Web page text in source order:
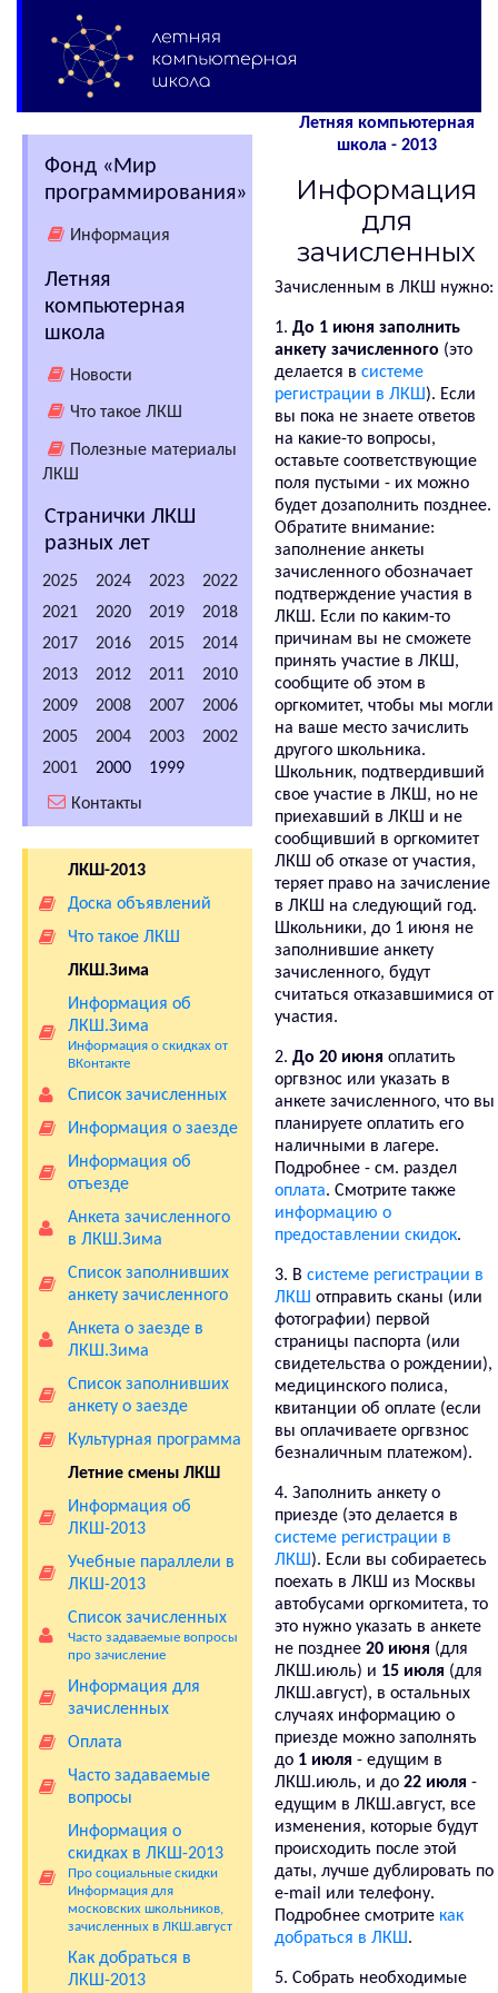
Фонд «Мир
программирования»
Информация
Летняя
компьютерная
школа
Новости
Что такое ЛКШ
Полезные материалы
ЛКШ
Странички ЛКШ
разных лет
2025 2024 2023
2022
2021
2020 2019
2018
2017
2016 2015
2014
2013
2012 2011
2010
2009
2008 2007
2006
2005
2004 2003
2002
2001
2000
1999
Контакты
ЛКШ-2013
Доска объявлений
Что такое ЛКШ
ЛКШ.Зима
Информация об
ЛКШ.Зима
Информация о скидках от
ВКонтакте
Cписок зачисленных
Информация о заезде
Информация об
отъезде
Анкета зачисленного
в ЛКШ.Зима
Список заполнивших
анкету зачисленного
Анкета о заезде в
ЛКШ.Зима
Список заполнивших
анкету о заезде
Культурная программа
Летние смены ЛКШ
Информация об
ЛКШ-2013
Учебные параллели в
ЛКШ-2013
Список зачисленных
Часто задаваемые вопросы
про зачисление
Информация для
зачисленных
Оплата
Часто задаваемые
вопросы
Информация о
скидках в ЛКШ-2013
Про социальные скидки
Информация для
московских школьников,
зачисленных в ЛКШ.август
Как добраться в
ЛКШ-2013
Летняя компьютерная
школа - 2013
Информация
для
зачисленных
Зачисленным в ЛКШ нужно:
1. До 1 июня заполнить
анкету зачисленного (это
делается в системе
регистрации в ЛКШ). Если
вы пока не знаете ответов
на какие-то вопросы,
оставьте соответствующие
поля пустыми - их можно
будет дозаполнить позднее.
Обратите внимание:
заполнение анкеты
зачисленного обозначает
подтверждение участия в
ЛКШ. Если по каким-то
причинам вы не сможете
принять участие в ЛКШ,
сообщите об этом в
оргкомитет, чтобы мы могли
на ваше место зачислить
другого школьника.
Школьник, подтвердивший
свое участие в ЛКШ, но не
приехавший в ЛКШ и не
сообщивший в оргкомитет
ЛКШ об отказе от участия,
теряет право на зачисление
в ЛКШ на следующий год.
Школьники, до 1 июня не
заполнившие анкету
зачисленного, будут
считаться отказавшимися от
участия.
2. До 20 июня оплатить
оргвзнос или указать в
анкете зачисленного, что вы
планируете оплатить его
наличными в лагере.
Подробнее - см. раздел
оплата. Смотрите также
информацию о
предоставлении скидок.
3. В системе регистрации в
ЛКШ отправить сканы (или
фотографии) первой
страницы паспорта (или
свидетельства о рождении),
медицинского полиса,
квитанции об оплате (если
вы оплачиваете оргвзнос
безналичным платежом).
4. Заполнить анкету о
приезде (это делается в
системе регистрации в
ЛКШ). Если вы собираетесь
поехать в ЛКШ из Москвы
автобусами оргкомитета, то
это нужно указать в анкете
не позднее 20 июня (для
ЛКШ.июль) и 15 июля (для
ЛКШ.август), в остальных
случаях информацию о
приезде можно заполнять
до 1 июля - едущим в
ЛКШ.июль, и до 22 июля -
едущим в ЛКШ.август, все
изменения, которые будут
происходить после этой
даты, лучше дублировать по
e-mail или телефону.
Подробнее смотрите как
добраться в ЛКШ.
5. Собрать необходимые